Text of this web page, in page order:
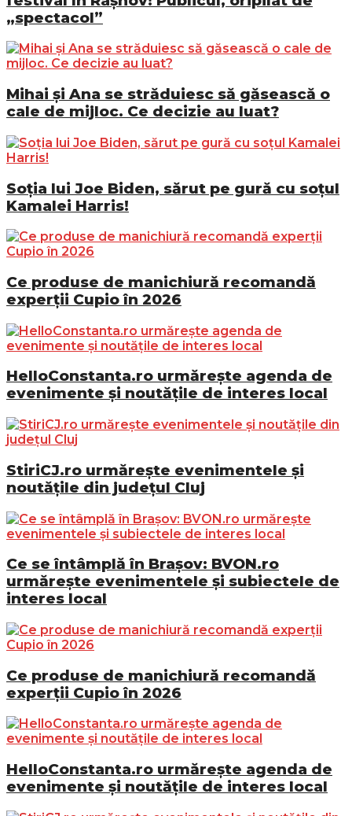
„spectacol”
Mihai și Ana se străduiesc să găsească o
cale de mijloc. Ce decizie au luat?
Soția lui Joe Biden, sărut pe gură cu soțul
Kamalei Harris!
Ce produse de manichiură recomandă
experții Cupio în 2026
HelloConstanta.ro urmărește agenda de
evenimente și noutățile de interes local
StiriCJ.ro urmărește evenimentele și
noutățile din județul Cluj
Ce se întâmplă în Brașov: BVON.ro
urmărește evenimentele și subiectele de
interes local
Ce produse de manichiură recomandă
experții Cupio în 2026
HelloConstanta.ro urmărește agenda de
evenimente și noutățile de interes local